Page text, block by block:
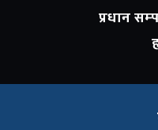
प्रधान